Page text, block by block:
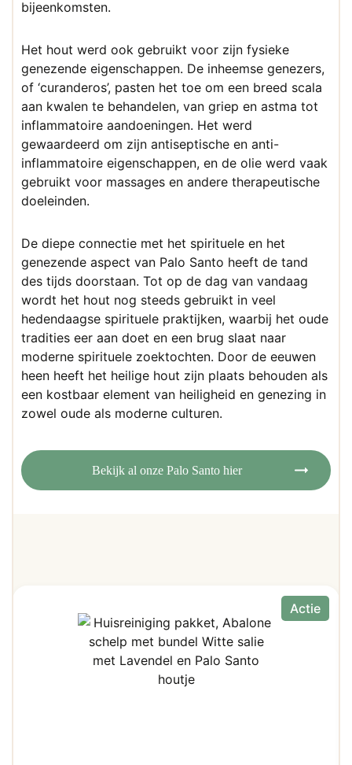
bijeenkomsten.
Het hout werd ook gebruikt voor zijn fysieke
genezende eigenschappen. De inheemse genezers,
of ‘curanderos’, pasten het toe om een breed scala
aan kwalen te behandelen, van griep en astma tot
inflammatoire aandoeningen. Het werd
gewaardeerd om zijn antiseptische en anti-
inflammatoire eigenschappen, en de olie werd vaak
gebruikt voor massages en andere therapeutische
doeleinden.
De diepe connectie met het spirituele en het
genezende aspect van Palo Santo heeft de tand
des tijds doorstaan. Tot op de dag van vandaag
wordt het hout nog steeds gebruikt in veel
hedendaagse spirituele praktijken, waarbij het oude
tradities eer aan doet en een brug slaat naar
moderne spirituele zoektochten. Door de eeuwen
heen heeft het heilige hout zijn plaats behouden als
een kostbaar element van heiligheid en genezing in
zowel oude als moderne culturen.
Bekijk al onze Palo Santo hier
Actie